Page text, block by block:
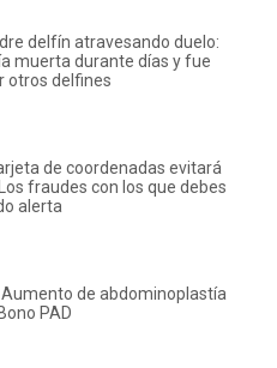
delfín atravesando duelo:
muerta durante días y fue
otros delfines
de coordenadas evitará
fraudes con los que debes
alerta
Aumento de abdominoplastía
PAD